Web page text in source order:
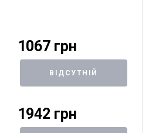
1067 грн
ВІДСУТНІЙ
1942 грн